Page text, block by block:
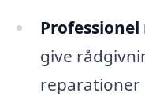
give
reparationer